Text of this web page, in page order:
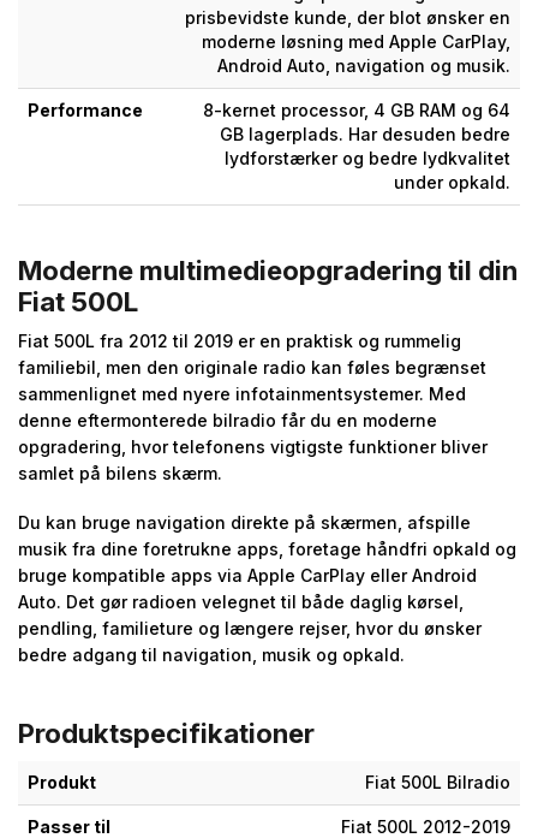
prisbevidste kunde, der blot ønsker en
moderne løsning med Apple CarPlay,
Android Auto, navigation og musik.
Performance
8-kernet processor, 4 GB RAM og 64
GB lagerplads. Har desuden bedre
lydforstærker og bedre lydkvalitet
under opkald.
Moderne multimedieopgradering til din
Fiat 500L
Fiat 500L fra 2012 til 2019 er en praktisk og rummelig
familiebil, men den originale radio kan føles begrænset
sammenlignet med nyere infotainmentsystemer. Med
denne eftermonterede bilradio får du en moderne
opgradering, hvor telefonens vigtigste funktioner bliver
samlet på bilens skærm.
Du kan bruge navigation direkte på skærmen, afspille
musik fra dine foretrukne apps, foretage håndfri opkald og
bruge kompatible apps via Apple CarPlay eller Android
Auto. Det gør radioen velegnet til både daglig kørsel,
pendling, familieture og længere rejser, hvor du ønsker
bedre adgang til navigation, musik og opkald.
Produktspecifikationer
Produkt Fiat 500L Bilradio
Passer til Fiat 500L 2012-2019